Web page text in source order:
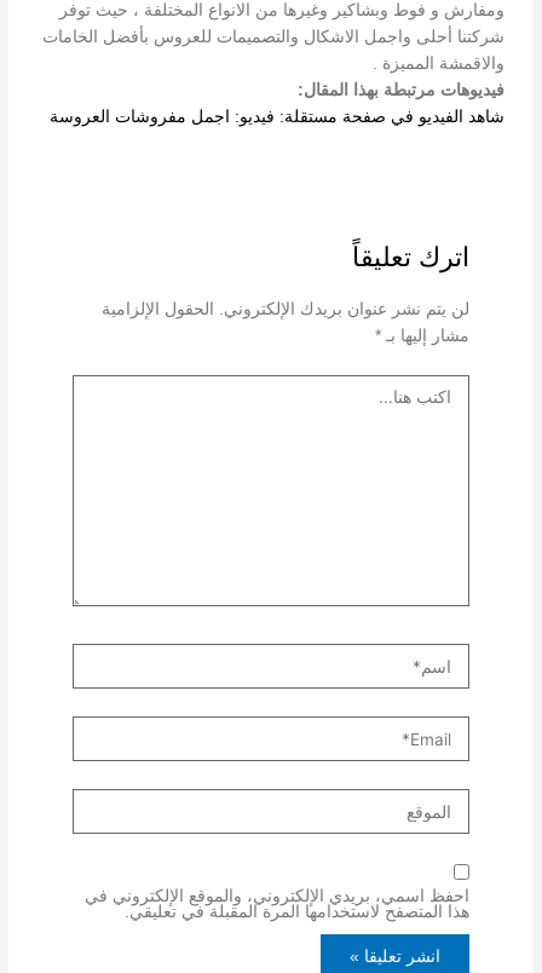
ومفارش و فوط وبشاكير وغيرها من الانواع المختلفة ، حيث توفر
شركتنا أحلى واجمل الاشكال والتصميمات للعروس بأفضل الخامات
والاقمشة المميزة .
فيديوهات مرتبطة بهذا المقال:
شاهد الفيديو في صفحة مستقلة: فيديو: اجمل مفروشات العروسة
اترك تعليقاً
لن يتم نشر عنوان بريدك الإلكتروني.
الحقول الإلزامية
مشار إليها بـ*
اكتب
هنا...
اسم*
Email*
الموقع
احفظ اسمي، بريدي الإلكتروني، والموقع الإلكتروني في
هذا المتصفح لاستخدامها المرة المقبلة في تعليقي.